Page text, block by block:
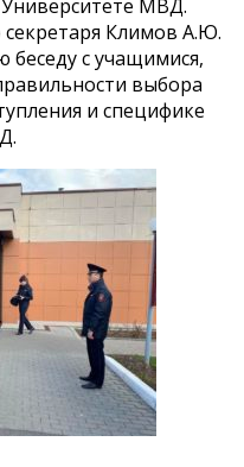
МВД.
секретаря Климов А.Ю.
с учащимися,
выбора
и специфике